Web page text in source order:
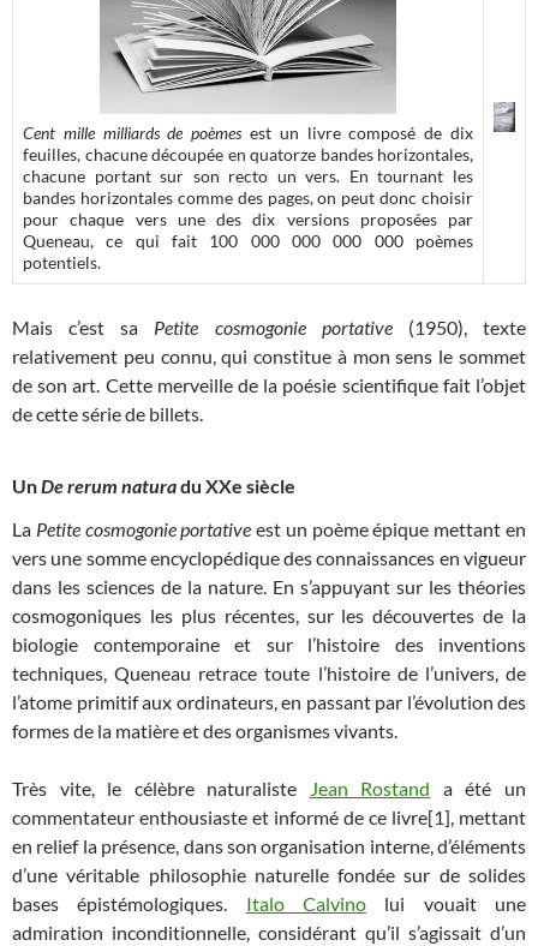
Cent mille milliards de poèmes est un livre composé de dix
feuilles, chacune découpée en quatorze bandes horizontales,
chacune portant sur son recto un vers. En tournant les
bandes horizontales comme des pages, on peut donc choisir
pour chaque vers une des dix versions proposées par
Queneau, ce qui fait 100 000 000 000 000 poèmes
potentiels.
Mais c’est sa Petite cosmogonie portative(1950), texte
relativement peu connu, qui constitue à mon sens le sommet
de son art. Cette merveille de la poésie scientifique fait l’objet
de cette série de billets.
UnDe rerum naturadu XXe siècle
La Petite cosmogonie portative est un poème épique mettant en
vers une somme encyclopédique des connaissances en vigueur
dans les sciences de la nature. En s’appuyant sur les théories
cosmogoniques les plus récentes, sur les découvertes de la
biologie contemporaine et sur l’histoire des inventions
techniques, Queneau retrace toute l’histoire de l’univers, de
l’atome primitif aux ordinateurs, en passant par l’évolution des
formes de la matière et des organismes vivants.
Très vite, le célèbre naturaliste Jean Rostand a été un
commentateur enthousiaste et informé de ce livre[1], mettant
en relief la présence, dans son organisation interne, d’éléments
d’une véritable philosophie naturelle fondée sur de solides
bases épistémologiques. Italo Calvino lui vouait une
admiration inconditionnelle, considérant qu’il s’agissait d’un